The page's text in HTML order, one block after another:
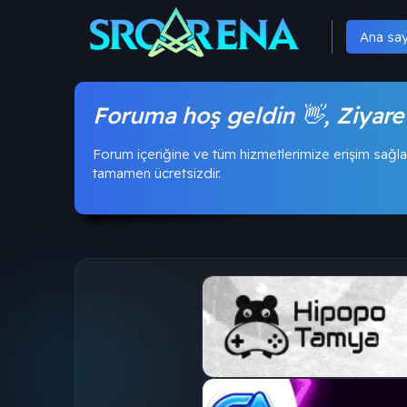
Ana
Foruma hoş geldin 👋,
Forum içeriğine ve tüm hizmetlerimize erişim
tamamen ücretsizdir.